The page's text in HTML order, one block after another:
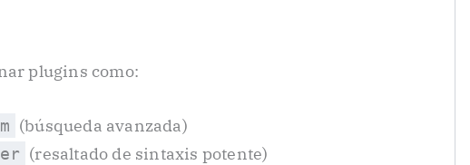
plugins como:
(búsqueda avanzada)
(resaltado de sintaxis potente)